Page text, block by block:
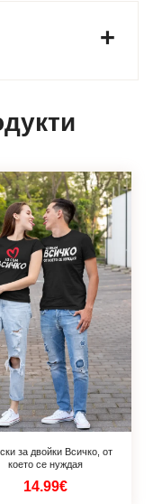
за двойки Всичко, от
което се нуждая
14.99€